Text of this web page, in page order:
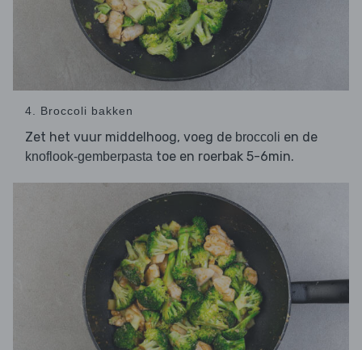
4. Broccoli bakken
Zet het vuur middelhoog, voeg de broccoli en de
knoflook-gemberpasta toe en roerbak 5-6min.